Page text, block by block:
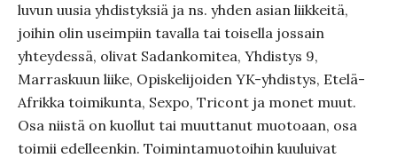
luvun uusia yhdistyksiä ja ns. yhden asian liikkeitä,
joihin olin useimpiin tavalla tai toisella jossain
yhteydessä, olivat Sadankomitea, Yhdistys 9,
Marraskuun liike, Opiskelijoiden YK-yhdistys, Etelä-
Afrikka toimikunta, Sexpo, Tricont ja monet muut.
Osa niistä on kuollut tai muuttanut muotoaan, osa
toimii edelleenkin. Toimintamuotoihin kuuluivat